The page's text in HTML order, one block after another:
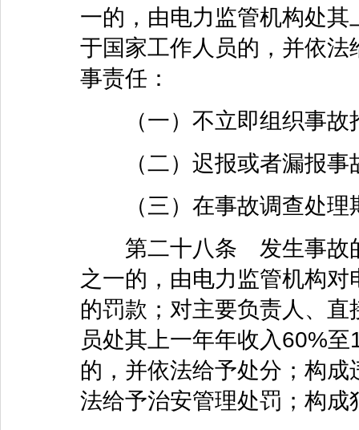
一的，由电力监管机构处
于国家工作人员的，并依
事责任：
（一）不立即组织事故
（二）迟报或者漏报事
（三）在事故调查处理
第二十八条 发生事故的
之一的，由电力监管机构
的罚款；对主要负责人、
员处其上一年年收入60%
的，并依法给予处分；构
法给予治安管理处罚；构